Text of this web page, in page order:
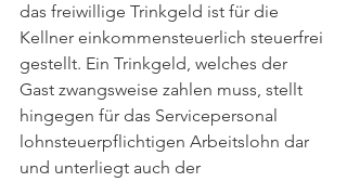
das freiwillige Trinkgeld ist für die
Kellner einkommensteuerlich steuerfrei
gestellt. Ein Trinkgeld, welches der
Gast zwangsweise zahlen muss, stellt
hingegen für das Servicepersonal
lohnsteuerpflichtigen Arbeitslohn dar
und unterliegt auch der